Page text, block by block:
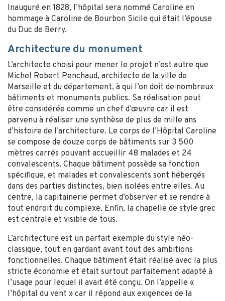
Inauguré en 1828, l’hôpital sera nommé Caroline en
hommage à Caroline de Bourbon Sicile qui était l’épouse
du Duc de Berry.
Architecture du monument
L’architecte choisi pour mener le projet n’est autre que
Michel Robert Penchaud, architecte de la ville de
Marseille et du département, à qui l’on doit de nombreux
bâtiments et monuments publics. Sa réalisation peut
être considérée comme un chef d’œuvre car il est
parvenu à réaliser une synthèse de plus de mille ans
d’histoire de l’architecture. Le corps de l’Hôpital Caroline
se compose de douze corps de bâtiments sur 3 500
mètres carrés pouvant accueillir 48 malades et 24
convalescents. Chaque bâtiment possède sa fonction
spécifique, et malades et convalescents sont hébergés
dans des parties distinctes, bien isolées entre elles. Au
centre, la capitainerie permet d’observer et se rendre à
tout endroit du complexe. Enfin, la chapelle de style grec
est centrale et visible de tous.
L’architecture est un parfait exemple du style néo-
classique, tout en gardant avant tout des ambitions
fonctionnelles. Chaque bâtiment était réalisé avec la plus
stricte économie et était surtout parfaitement adapté à
l’usage pour lequel il avait été conçu. On l’appelle «
l’hôpital du vent » car il répond aux exigences de la